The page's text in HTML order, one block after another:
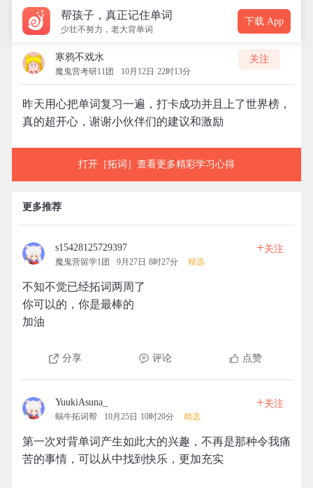
帮孩子，真正记住单词
少壮不努力，老大背单词
下载 App
寒鸦不戏水
魔鬼营考研11团 10月12日 22时13分
关注
昨天用心把单词复习一遍，打卡成功并且上了世界榜，
真的超开心，谢谢小伙伴们的建议和激励
打开［拓词］查看更多精彩学习心得
更多推荐
s15428125729397
魔鬼营留学1团 9月27日 8时27分 精选
+关注
不知不觉已经拓词两周了
你可以的，你是最棒的
加油
分享 评论 点赞
YuukiAsuna_
蜗牛拓词帮 10月25日 10时20分 精选
+关注
第一次对背单词产生如此大的兴趣，不再是那种令我痛
苦的事情，可以从中找到快乐，更加充实